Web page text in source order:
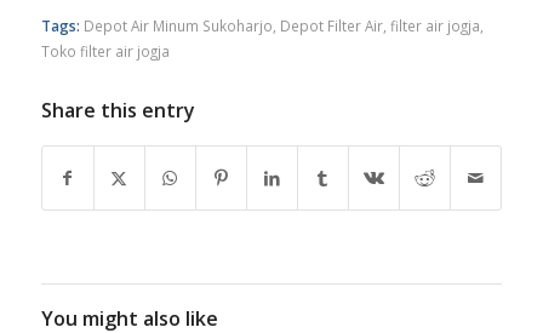
Tags: Depot Air Minum Sukoharjo Depot Filter Air, filter air jogja
Toko filter air jogja
Share this entry
You might also like